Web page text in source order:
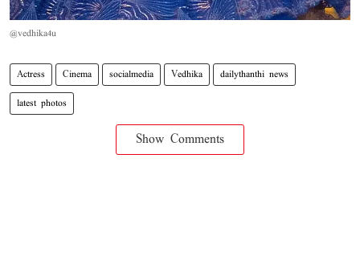
@vedhika4u
Actress Cinema socialmedia Vedhika dailythanthi news
latest photos
Show Comments